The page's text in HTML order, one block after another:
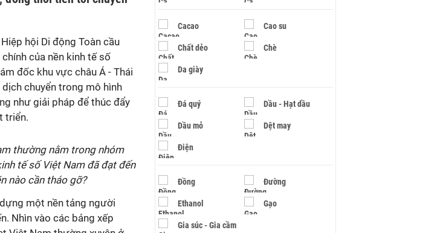
hội Di động Toàn cầu
của nền kinh tế số
đốc khu vực châu Á - Thái
chuyển trong mô hình
như giải pháp để thúc đẩy
triển.
thường nằm trong nhóm
tế số Việt Nam đã đạt đến
nào cần tháo gỡ?
một nền tảng người
Nhìn vào các bảng xếp
Cacao Cao su
Chất dẻo Chè
Da giày
Đá quý Dầu - Hạt dầu
Dầu mỏ Dệt may
Điện
Đồng Đường
Ethanol Gạo
Gia súc - Gia cầm